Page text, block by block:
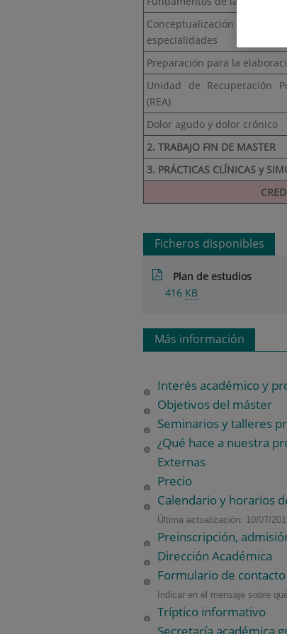
Conceptualización de la
especialidades
Preparación para la
Unidad de Recuperación
(REA)
Dolor agudo y dolor crónico
2. TRABAJO FIN DE MASTER
3. PRÁCTICAS CLÍNICAS y
Ficheros disponibles
Plan de estudios
416 KB
Más información
Interés académico y
Objetivos del máster
Seminarios y talleres
¿Qué hace a nuestra
Externas
Precio
Calendario y horarios
Última actualización: 10/07/
Preinscripción,
Dirección Académica
Formulario de
Indicar en el mensaje sobre
Tríptico informativo
Secretaría académica